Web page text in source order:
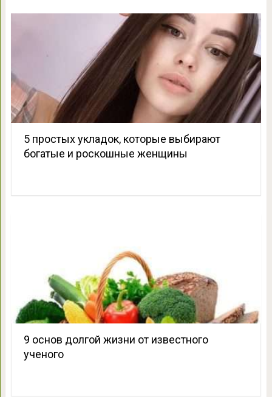
5 простых укладок, которые выбирают
богатые и роскошные женщины
9 основ долгой жизни от известного
ученого